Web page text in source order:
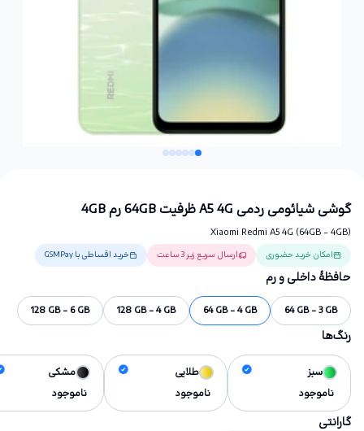
گوشی شیائومی ردمی A5 4G ظرفیت 64GB رم 4GB
Xiaomi Redmi A5 4G (64GB - 4GB)
امکان خرید حضوری ارسال سریع زیر 3 ساعت خرید اقساطی با GSMPay
حافظهٔ داخلی و رم
64 GB - 3 GB
64 GB - 4 GB
128 GB - 4 GB
128 GB - 6 GB
رنگ‌ها
سبز
ناموجود
طلایی
ناموجود
مشکی
ناموجود
گارانتی